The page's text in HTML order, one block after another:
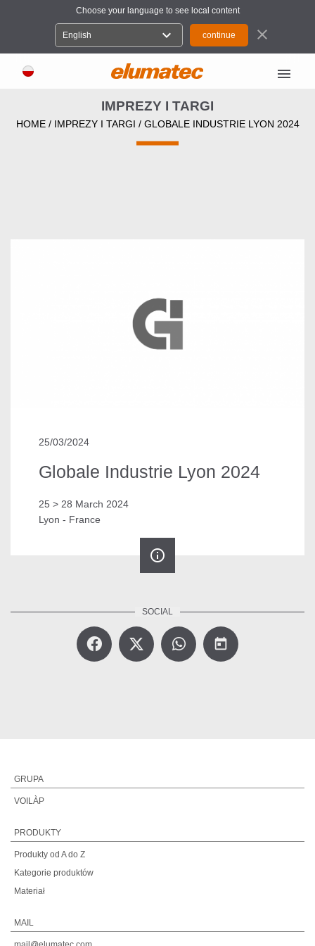
Choose your language to see local content
English expand_more close
menu
IMPREZY I TARGI
HOME/ IMPREZY I TARGI / GLOBALE INDUSTRIE LYON 2024
25/03/2024
Globale Industrie Lyon 2024
25 > 28 March 2024
Lyon - France
info_outline
today
GRUPA
VOILÀP
PRODUKTY
Produkty od A do Z
Kategorie produktów
Materiał
MAIL